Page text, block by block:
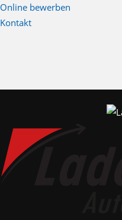
Online bewerben
Kontakt